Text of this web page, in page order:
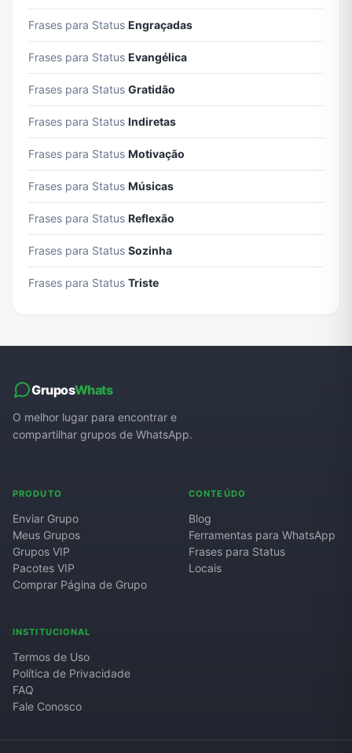
Frases para Status Engraçadas
Frases para Status Evangélica
Frases para Status Gratidão
Frases para Status Indiretas
Frases para Status Motivação
Frases para Status Músicas
Frases para Status Reflexão
Frases para Status Sozinha
Frases para Status Triste
GruposWhats
O melhor lugar para encontrar e
compartilhar grupos de WhatsApp.
PRODUTO
Enviar Grupo
Meus Grupos
Grupos VIP
Pacotes VIP
Comprar Página de Grupo
CONTEÚDO
Blog
Ferramentas para WhatsApp
Frases para Status
Locais
INSTITUCIONAL
Termos de Uso
Política de Privacidade
FAQ
Fale Conosco